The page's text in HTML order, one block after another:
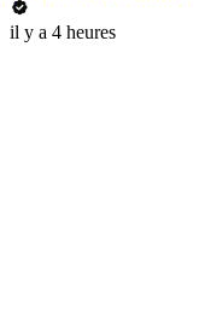
il y a 4 heures